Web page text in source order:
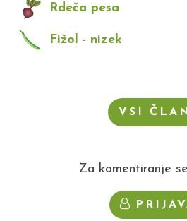
Rdeča pesa
Fižol - nizek
VSI
Za komentiranje